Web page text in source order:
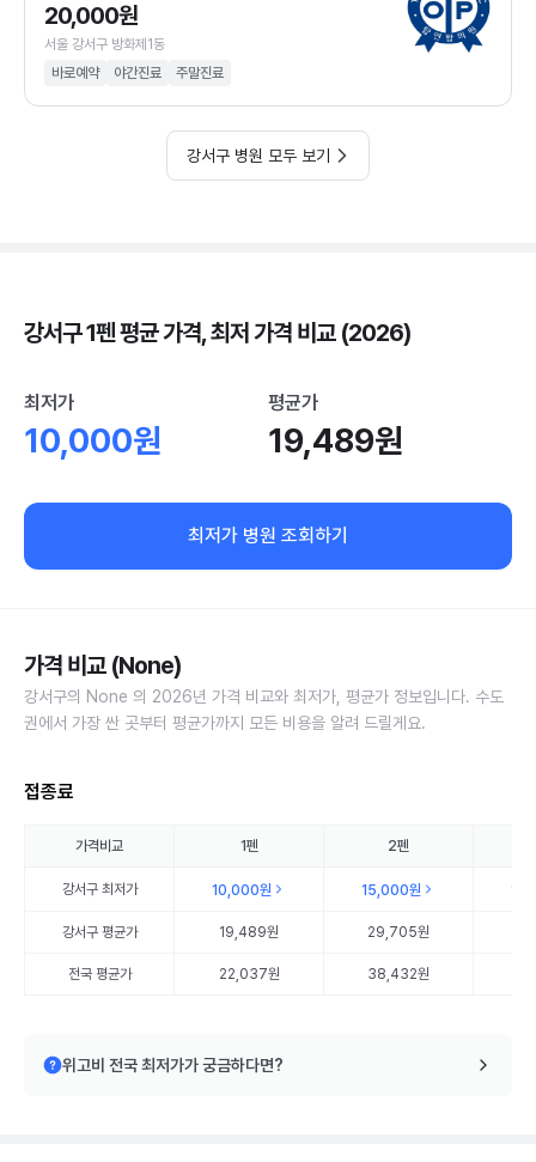
20,000원
서울 강서구 방화제1동
바로예약
야간진료 주말진료
강서구 병원 모두 보기
강서구 1펜 평균 가격, 최저 가격 비교 (2026)
최저가
10,000원
평균가
19,489원
최저가 병원 조회하기
가격 비교 (None)
강서구의 None 의 2026년 가격 비교와 최저가, 평균가 정보입니다. 수도
권에서 가장 싼 곳부터 평균가까지 모든 비용을 알려 드릴게요.
접종료
가격비교 1펜 2펜
강서구최저가 10,000원 15,000원
강서구평균가 19,489원 29,705원
전국 평균가 22,037원 38,432원
위고비 전국 최저가가 궁금하다면?